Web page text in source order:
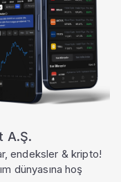
A.Ş.
endeksler & kripto!
dünyasına hoş